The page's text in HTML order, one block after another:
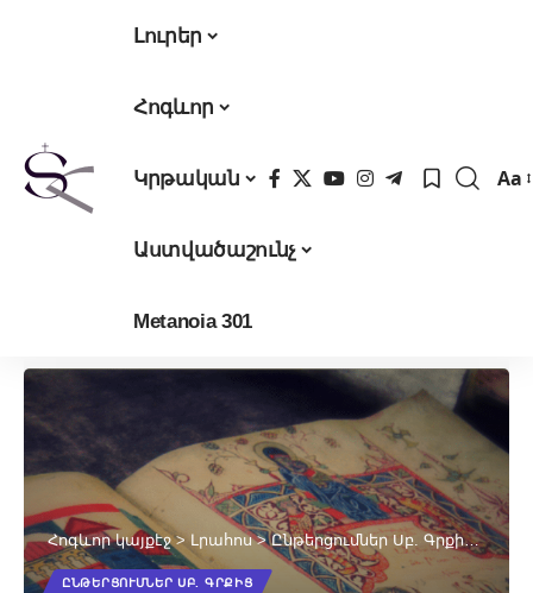
Լուրեր
Հոգևոր
Կրթական
Աստվածաշունչ
Metanoia 301
Aa
Հոգևոր կայքէջ>Լրահոս>Ընթերցումներ Սբ. Գրքից >
ԸՆԹԵՐՑՈՒՄՆԵՐ ՍԲ. ԳՐՔԻՑ